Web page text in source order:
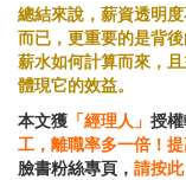
總結來說，薪資透明
而已，更重要的是背
薪水如何計算而來，
體現它的效益。
本文獲 「經理人」 授
工，離職率多一倍！
臉書粉絲專頁， 請按此